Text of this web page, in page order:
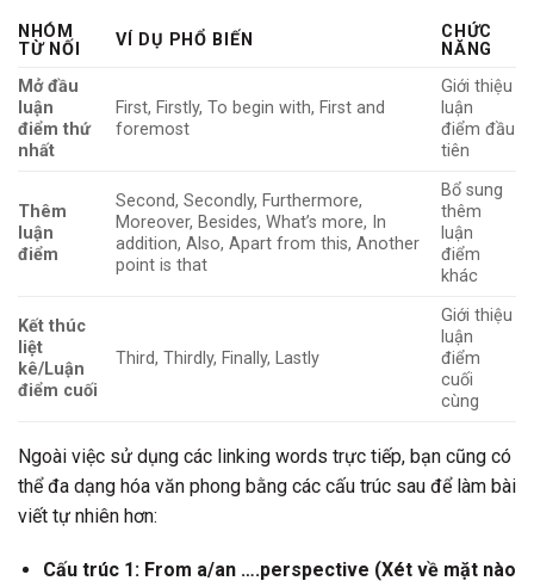
NHÓM
TỪ NỐI
VÍ DỤ PHỔ BIẾN
CHỨC
NĂNG
Mở đầu
luận
điểm thứ
nhất
First, Firstly, To begin with, First and
foremost
Giới thiệu
luận
điểm đầu
tiên
Thêm
luận
điểm
Second, Secondly, Furthermore,
Moreover, Besides, What’s more, In
addition, Also, Apart from this, Another
point is that
Bổ sung
thêm
luận
điểm
khác
Kết thúc
liệt
kê/Luận
điểm cuối
Third, Thirdly, Finally, Lastly
Giới thiệu
luận
điểm
cuối
cùng
Ngoài việc sử dụng các linking words trực tiếp, bạn cũng có
thể đa dạng hóa văn phong bằng các cấu trúc sau để làm bài
viết tự nhiên hơn:
Cấu trúc 1: From a/an ….perspective (Xét về mặt nào